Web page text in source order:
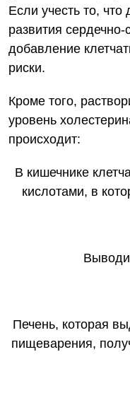
Если учесть то, что
развития
добавление
риски.
Кроме того,
уровень
происходит:
В кишечнике
кислотами, в
Печень, которая
пищеварения,